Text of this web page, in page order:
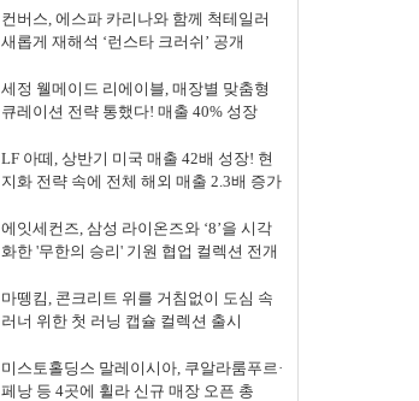
컨버스, 에스파 카리나와 함께 척테일러
새롭게 재해석 ‘런스타 크러쉬’ 공개
세정 웰메이드 리에이블, 매장별 맞춤형
큐레이션 전략 통했다! 매출 40% 성장
LF 아떼, 상반기 미국 매출 42배 성장! 현
지화 전략 속에 전체 해외 매출 2.3배 증가
에잇세컨즈, 삼성 라이온즈와 ‘8’을 시각
화한 '무한의 승리' 기원 협업 컬렉션 전개
마뗑킴, 콘크리트 위를 거침없이 도심 속
러너 위한 첫 러닝 캡슐 컬렉션 출시
미스토홀딩스 말레이시아, 쿠알라룸푸르·
페낭 등 4곳에 휠라 신규 매장 오픈 총